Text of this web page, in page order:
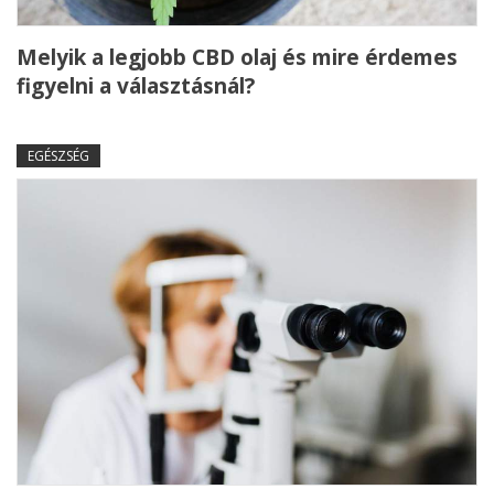
Melyik a legjobb CBD olaj és mire érdemes
figyelni a választásnál?
EGÉSZSÉG